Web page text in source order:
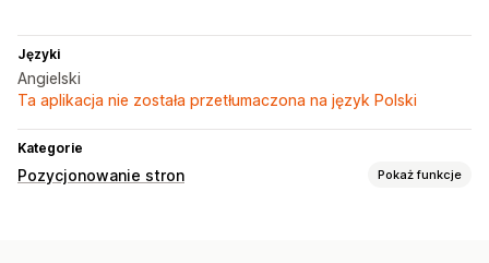
Języki
Angielski
Ta aplikacja nie została przetłumaczona na język Polski
Kategorie
Pozycjonowanie stron Pokaż funkcje